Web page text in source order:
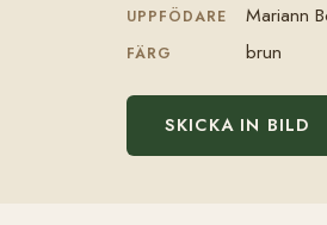
UPPFÖDARE Mariann
FÄRG brun
SKICKA IN BILD